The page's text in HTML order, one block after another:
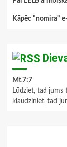
Kāpēc "nomira"
Mt.7:7
Lūdziet, tad jums
klaudziniet, tad